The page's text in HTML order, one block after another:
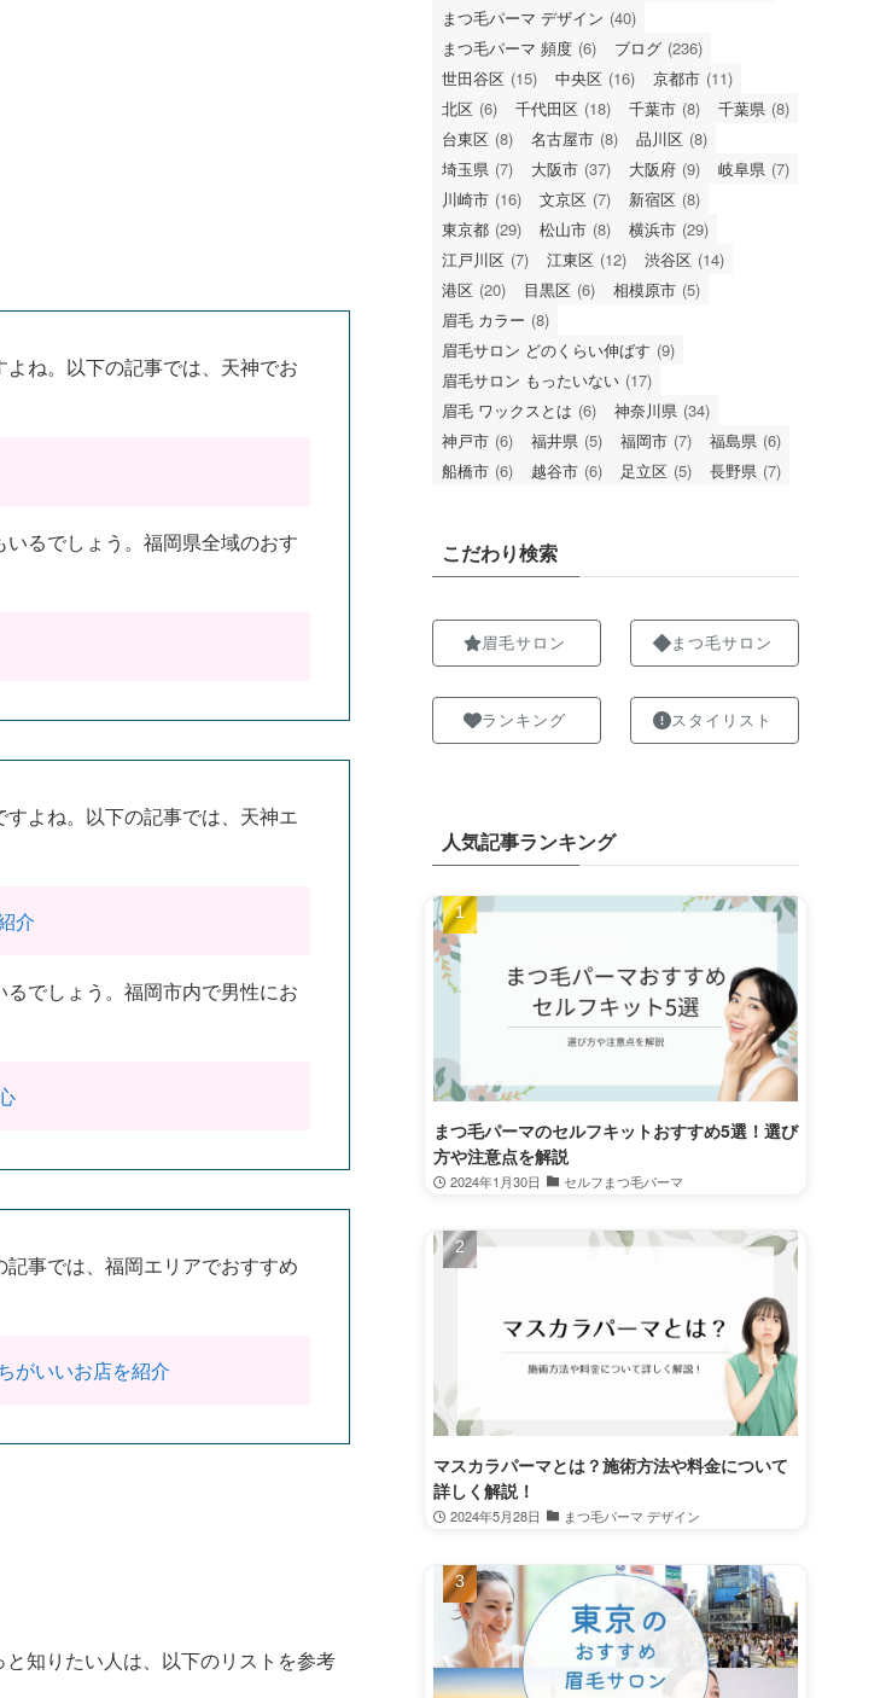
ね。以下の記事では、天神でお
るでしょう。福岡県全域のおす
よね。以下の記事では、天神エ
介
でしょう。福岡市内で男性にお
事では、福岡エリアでおすすめ
がいいお店を紹介
知りたい人は、以下のリストを参考
まつ毛パーマ デザイン (40)
まつ毛パーマ 頻度 (6) ブログ (236)
世田谷区 (15) 中央区 (16) 京都市 (11)
北区 (6) 千代田区 (18) 千葉市 (8) 千葉県 (8)
台東区 (8) 名古屋市 (8) 品川区 (8)
埼玉県 (7) 大阪市 (37) 大阪府 (9) 岐阜県 (7)
川崎市 (16) 文京区 (7) 新宿区 (8)
東京都 (29) 松山市 (8) 横浜市 (29)
江戸川区 (7) 江東区 (12) 渋谷区 (14)
港区 (20) 目黒区 (6) 相模原市 (5)
眉毛 カラー (8)
眉毛サロン どのくらい伸ばす (9)
眉毛サロン もったいない (17)
眉毛 ワックスとは (6) 神奈川県 (34)
神戸市 (6) 福井県 (5) 福岡市 (7) 福島県 (6)
船橋市 (6) 越谷市 (6) 足立区 (5) 長野県 (7)
こだわり検索
眉毛サロン
ランキング
まつ毛サロン
スタイリスト
人気記事ランキング
まつ毛パーマのセルフキットおすすめ5選！選び
方や注意点を解説
2024年1月30日 セルフまつ毛パーマ
マスカラパーマとは？施術方法や料金について
詳しく解説！
2024年5月28日 まつ毛パーマ デザイン